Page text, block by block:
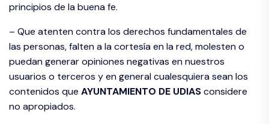
principios de la buena fe.
– Que atenten contra los derechos fundamentales de
las personas, falten a la cortesía en la red, molesten o
puedan generar opiniones negativas en nuestros
usuarios o terceros y en general cualesquiera sean los
contenidos que AYUNTAMIENTO DE UDIASconsidere
no apropiados.